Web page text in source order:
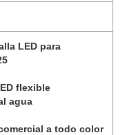
LED para
flexible
agua
a todo color